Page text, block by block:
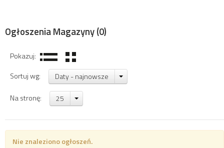
Ogłoszenia Magazyny(0)
Pokazuj:
Sortuj wg:
Daty - najnowsze
Na stronę: 25
Nie znaleziono ogłoszeń.